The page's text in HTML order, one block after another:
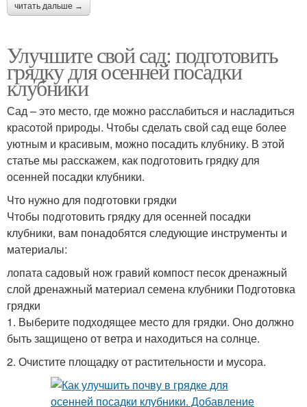
читать дальше →
Улучшите свой сад: подготовить
грядку для осенней посадки
клубники
Сад – это место, где можно расслабиться и насладиться
красотой природы. Чтобы сделать свой сад еще более
уютным и красивым, можно посадить клубнику. В этой
статье мы расскажем, как подготовить грядку для
осенней посадки клубники.
Что нужно для подготовки грядки
Чтобы подготовить грядку для осенней посадки
клубники, вам понадобятся следующие инструменты и
материалы:
лопата садовый нож гравий компост песок дренажный
слой дренажный материал семена клубники Подготовка
грядки
1. Выберите подходящее место для грядки. Оно должно
быть защищено от ветра и находиться на солнце.
2. Очистите площадку от растительности и мусора.